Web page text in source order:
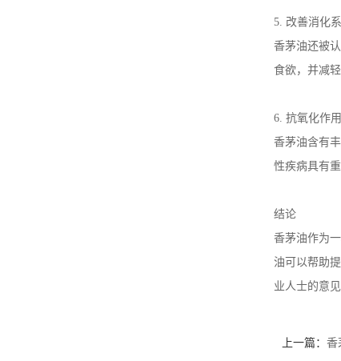
5. 改善消化
香茅油还被
食欲，并减
6. 抗氧化作用
香茅油含有
性疾病具有
结论
香茅油作为
油可以帮助
业人士的意
上一篇： 香